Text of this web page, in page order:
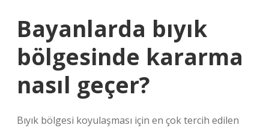
Bayanlarda bıyık
bölgesinde kararma
nasıl geçer?
Bıyık bölgesi koyulaşması için en çok tercih edilen